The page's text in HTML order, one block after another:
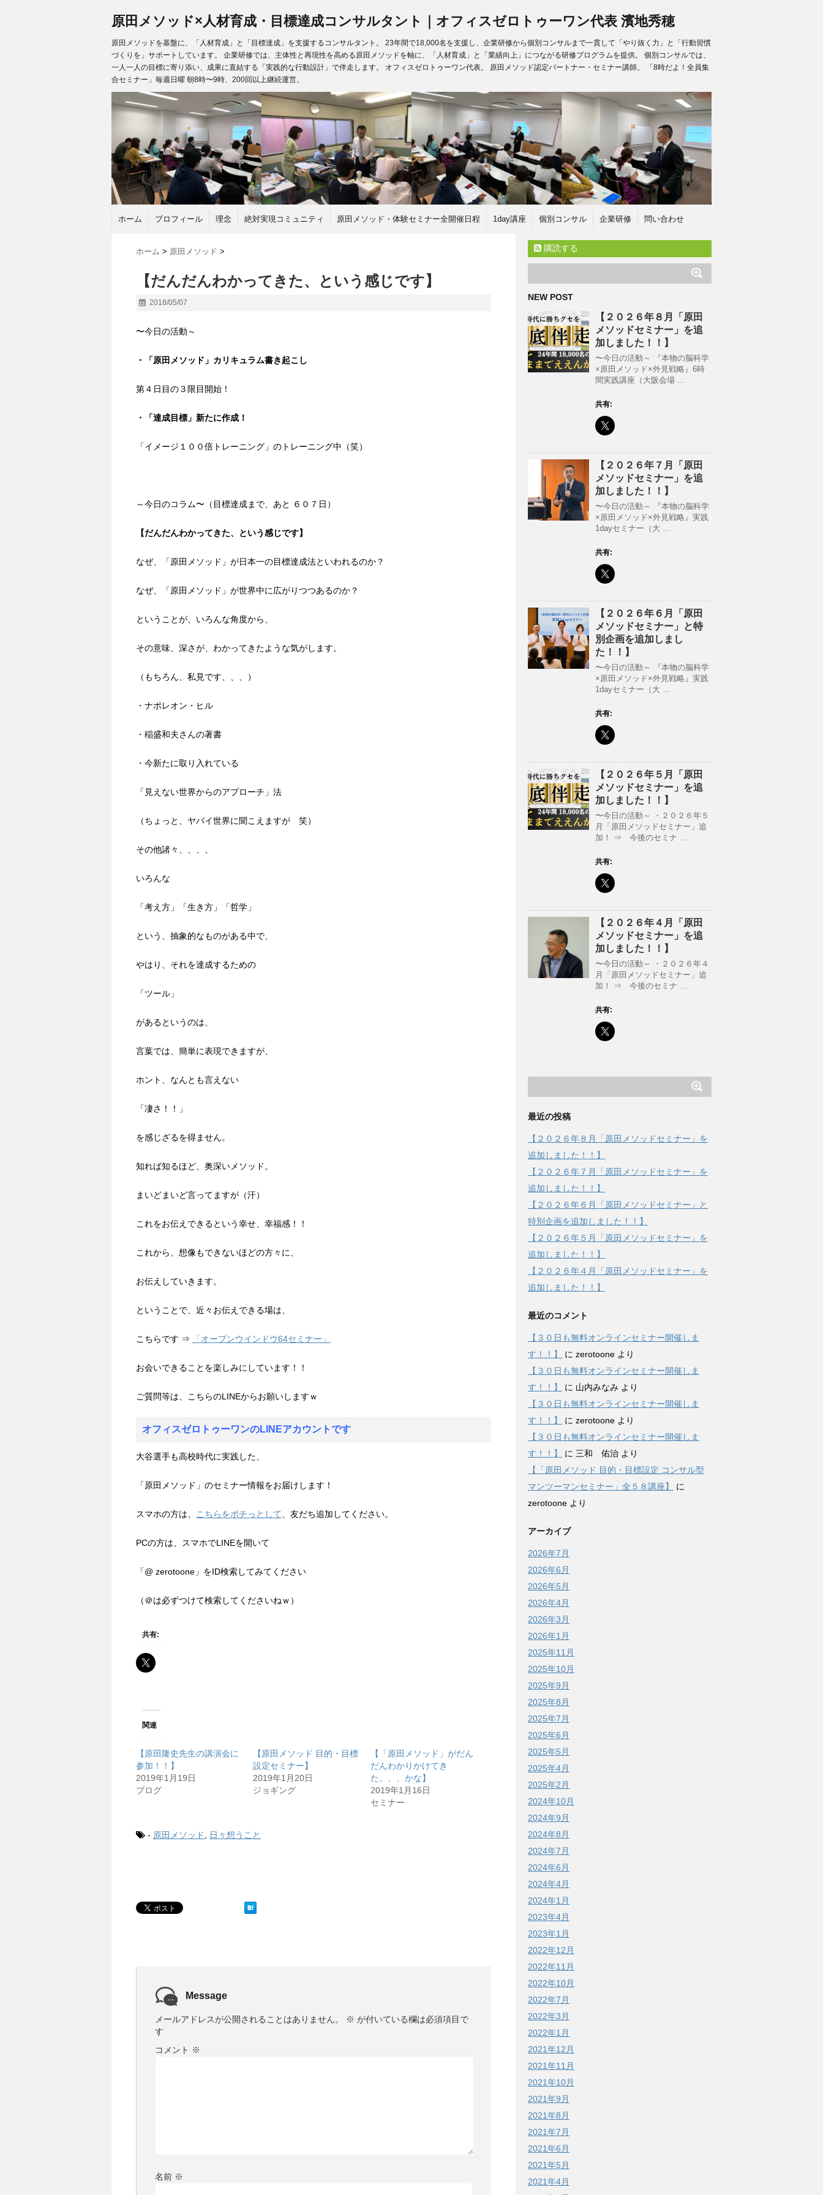
原田メソッド×人材育成・目標達成コンサルタント｜オフィスゼロトゥーワン代表 濱地秀穂
原田メソッドを基盤に、「人材育成」と「目標達成」を支援するコンサルタント。 23年間で18,000名を支援し、企業研修から個別コンサルまで一貫して「やり抜く力」と「行動習慣
づくりを」サポートしています。 企業研修では、主体性と再現性を高める原田メソッドを軸に、「人材育成」と「業績向上」につながる研修プログラムを提供。 個別コンサルでは、
一人一人の目標に寄り添い、成果に直結する「実践的な行動設計」で伴走します。 オフィスゼロトゥーワン代表。 原田メソッド認定パートナー・セミナー講師。 「8時だよ！全員集
合セミナー」毎週日曜 朝8時〜9時、200回以上継続運営。
ホーム プロフィール 理念 絶対実現コミュニティ 原田メソッド・体験セミナー全開催日程 1day講座 個別コンサル 企業研修 問い合わせ
ホーム > 原田メソッド >
【だんだんわかってきた、という感じです】
2018/05/07
〜今日の活動～
・「原田メソッド」カリキュラム書き起こし
第４日目の３限目開始！
・「達成目標」新たに作成！
「イメージ１００倍トレーニング」のトレーニング中（笑）
～今日のコラム〜（目標達成まで、あと ６０７日）
【だんだんわかってきた、という感じです】
なぜ、「原田メソッド」が日本一の目標達成法といわれるのか？
なぜ、「原田メソッド」が世界中に広がりつつあるのか？
ということが、いろんな角度から、
その意味、深さが、わかってきたような気がします。
（もちろん、私見です、、、）
・ナポレオン・ヒル
・稲盛和夫さんの著書
・今新たに取り入れている
「見えない世界からのアプローチ」法
（ちょっと、ヤバイ世界に聞こえますが 笑）
その他諸々、、、、
いろんな
「考え方」「生き方」「哲学」
という、抽象的なものがある中で、
やはり、それを達成するための
「ツール」
があるというのは、
言葉では、簡単に表現できますが、
ホント、なんとも言えない
「凄さ！！」
を感じざるを得ません。
知れば知るほど、奥深いメソッド。
まいどまいど言ってますが（汗）
これをお伝えできるという幸せ、幸福感！！
これから、想像もできないほどの方々に、
お伝えしていきます。
ということで、近々お伝えできる場は、
こちらです ⇒ 「オープンウインドウ64セミナー」
お会いできることを楽しみにしています！！
ご質問等は、こちらのLINEからお願いしますｗ
オフィスゼロトゥーワンのLINEアカウントです
大谷選手も高校時代に実践した、
「原田メソッド」のセミナー情報をお届けします！
スマホの方は、 こちらをポチっとして 、友だち追加してください。
PCの方は、スマホでLINEを開いて
「@ zerotoone」をID検索してみてください
（＠は必ずつけて検索してくださいねｗ）
共有:
関連
【原田隆史先生の講演会に
参加！！】
2019年1月19日
ブログ
【原田メソッド 目的・目標
設定セミナー】
2019年1月20日
ジョギング
【「原田メソッド」がだん
だんわかりかけてき
た、、、かな】
2019年1月16日
セミナー
- 原田メソッド 日々想うこと
Message
メールアドレスが公開されることはありません。 ※ が付いている欄は必須項目で
す
コメント ※
名前 ※
購読する
NEW POST
【２０２６年８月「原田
メソッドセミナー」を追
加しました！！】
〜今日の活動～ 『本物の脳科学
×原田メソッド×外見戦略』6時
間実践講座（大阪会場 …
共有:
【２０２６年７月「原田
メソッドセミナー」を追
加しました！！】
〜今日の活動～ 『本物の脳科学
×原田メソッド×外見戦略』実践
1dayセミナー（大 …
共有:
【２０２６年６月「原田
メソッドセミナー」と特
別企画を追加しまし
た！！】
〜今日の活動～ 『本物の脳科学
×原田メソッド×外見戦略』実践
1dayセミナー（大 …
共有:
【２０２６年５月「原田
メソッドセミナー」を追
加しました！！】
〜今日の活動～ ・２０２６年５
月「原田メソッドセミナー」追
加！ ⇒ 今後のセミナ …
共有:
【２０２６年４月「原田
メソッドセミナー」を追
加しました！！】
〜今日の活動～ ・２０２６年４
月「原田メソッドセミナー」追
加！ ⇒ 今後のセミナ …
共有:
最近の投稿
【２０２６年８月「原田メソッドセミナー」を
追加しました！！】
【２０２６年７月「原田メソッドセミナー」を
追加しました！！】
【２０２６年６月「原田メソッドセミナー」と
特別企画を追加しました！！】
【２０２６年５月「原田メソッドセミナー」を
追加しました！！】
【２０２６年４月「原田メソッドセミナー」を
追加しました！！】
最近のコメント
【３０日も無料オンラインセミナー開催しま
す！！】
に zerotoone より
【３０日も無料オンラインセミナー開催しま
す！！】
に 山内みなみ より
【３０日も無料オンラインセミナー開催しま
す！！】
に zerotoone より
【３０日も無料オンラインセミナー開催しま
す！！】
に 三和 佑治 より
【「原田メソッド 目的・目標設定 コンサル型
マンツーマンセミナー」全５８講座】
に
zerotoone より
アーカイブ
2026年7月
2026年6月
2026年5月
2026年4月
2026年3月
2026年1月
2025年11月
2025年10月
2025年9月
2025年8月
2025年7月
2025年6月
2025年5月
2025年4月
2025年2月
2024年10月
2024年9月
2024年8月
2024年7月
2024年6月
2024年4月
2024年1月
2023年4月
2023年1月
2022年12月
2022年11月
2022年10月
2022年7月
2022年3月
2022年1月
2021年12月
2021年11月
2021年10月
2021年9月
2021年8月
2021年7月
2021年6月
2021年5月
2021年4月